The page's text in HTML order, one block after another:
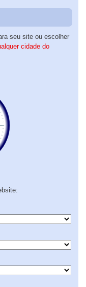
seu site ou escolher
cidade do